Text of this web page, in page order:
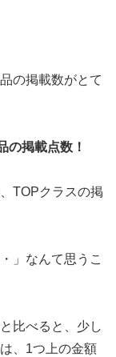
の掲載数がとて
の掲載点数！
TOPクラスの掲
」なんて思うこ
比べると、少し
、1つ上の金額